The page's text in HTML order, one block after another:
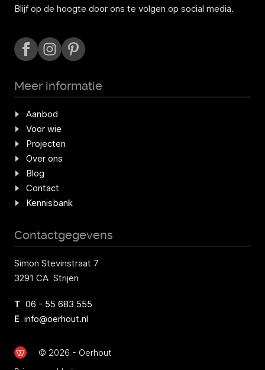
Blijf op de hoogte door ons te volgen op social media.
Meer informatie
Aanbod
Voor wie
Projecten
Over ons
Blog
Contact
Kennisbank
Contactgegevens
Simon Stevinstraat 7
3291 CA Strijen
T 06 - 55 683 555
E info@oerhout.nl
© 2026 - Oerhout